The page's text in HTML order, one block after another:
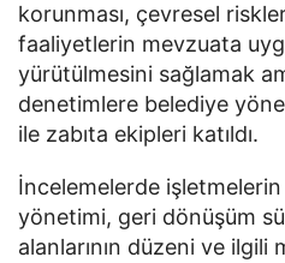
korunması, çevresel
faaliyetlerin mevzuata
yürütülmesini sağlamak
denetimlere belediye
ile zabıta ekipleri katıldı.
İncelemelerde
yönetimi, geri dönüşüm
alanlarının düzeni ve ilgili